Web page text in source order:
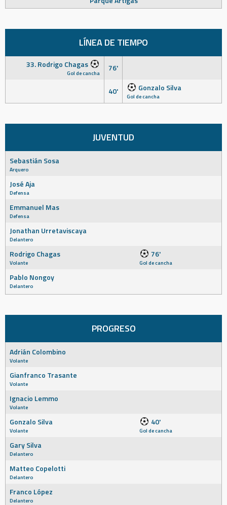
LÍNEA DE TIEMPO
33. Rodrigo Chagas
Gol de cancha 76'
40' Gonzalo Silva
Gol de cancha
JUVENTUD
Sebastián Sosa
Arquero
José Aja
Defensa
Emmanuel Mas
Defensa
Jonathan Urretaviscaya
Delantero
Rodrigo Chagas
Volante
76'
Gol de cancha
Pablo Nongoy
Delantero
PROGRESO
Adrián Colombino
Volante
Gianfranco Trasante
Volante
Ignacio Lemmo
Volante
Gonzalo Silva
Volante
40'
Gol de cancha
Gary Silva
Delantero
Matteo Copelotti
Delantero
Franco López
Delantero